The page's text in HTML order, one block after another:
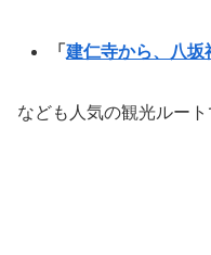
「建仁寺から、八坂
なども人気の観光ルート